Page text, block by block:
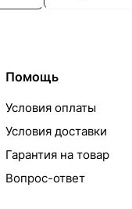
Помощь
Условия оплаты
Условия доставки
Гарантия на товар
Вопрос-ответ